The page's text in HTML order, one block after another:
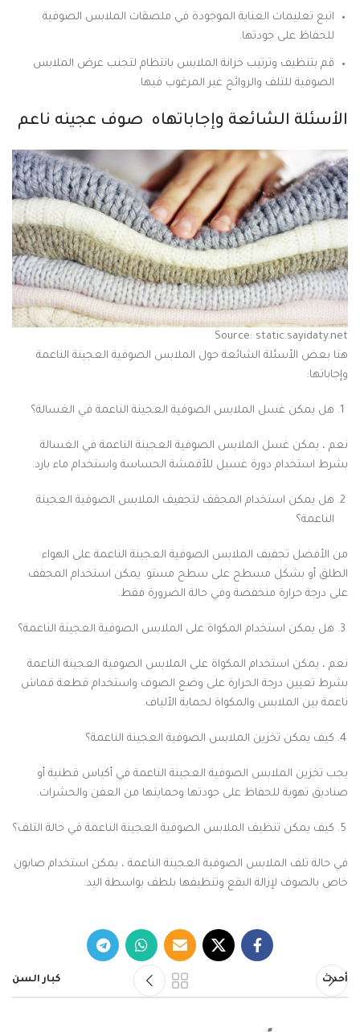
اتبع تعليمات العناية الموجودة في ملصقات الملابس الصوفية
للحفاظ على جودتها.
قم بتنظيف وترتيب خزانة الملابس بانتظام لتجنب عرض الملابس
الصوفية للتلف والروائح غير المرغوب فيها.
الأسئلة الشائعة وإجاباتهاه صوف عجينه ناعم
Source: static.sayidaty.net
هنا بعض الأسئلة الشائعة حول الملابس الصوفية العجينة الناعمة
وإجاباتها:
هل يمكن غسل الملابس الصوفية العجينة الناعمة في الغسالة؟
نعم ، يمكن غسل الملابس الصوفية العجينة الناعمة في الغسالة
بشرط استخدام دورة غسيل للأقمشة الحساسة واستخدام ماء بارد.
هل يمكن استخدام المجفف لتجفيف الملابس الصوفية العجينة
الناعمة؟
من الأفضل تجفيف الملابس الصوفية العجينة الناعمة على الهواء
الطلق أو بشكل مسطح على سطح مستو. يمكن استخدام المجفف
على درجة حرارة منخفضة وفي حالة الضرورة فقط.
هل يمكن استخدام المكواة على الملابس الصوفية العجينة الناعمة؟
نعم ، يمكن استخدام المكواة على الملابس الصوفية العجينة الناعمة
بشرط تعيين درجة الحرارة على وضع الصوف واستخدام قطعة قماش
ناعمة بين الملابس والمكواة لحماية الألياف.
كيف يمكن تخزين الملابس الصوفية العجينة الناعمة؟
يجب تخزين الملابس الصوفية العجينة الناعمة في أكياس قطنية أو
صناديق تهوية للحفاظ على جودتها وحمايتها من العفن والحشرات.
كيف يمكن تنظيف الملابس الصوفية العجينة الناعمة في حالة التلف؟
في حالة تلف الملابس الصوفية العجينة الناعمة ، يمكن استخدام صابون
خاص بالصوف لإزالة البقع وتنظيفها بلطف بواسطة اليد.
أحدث كبار السن